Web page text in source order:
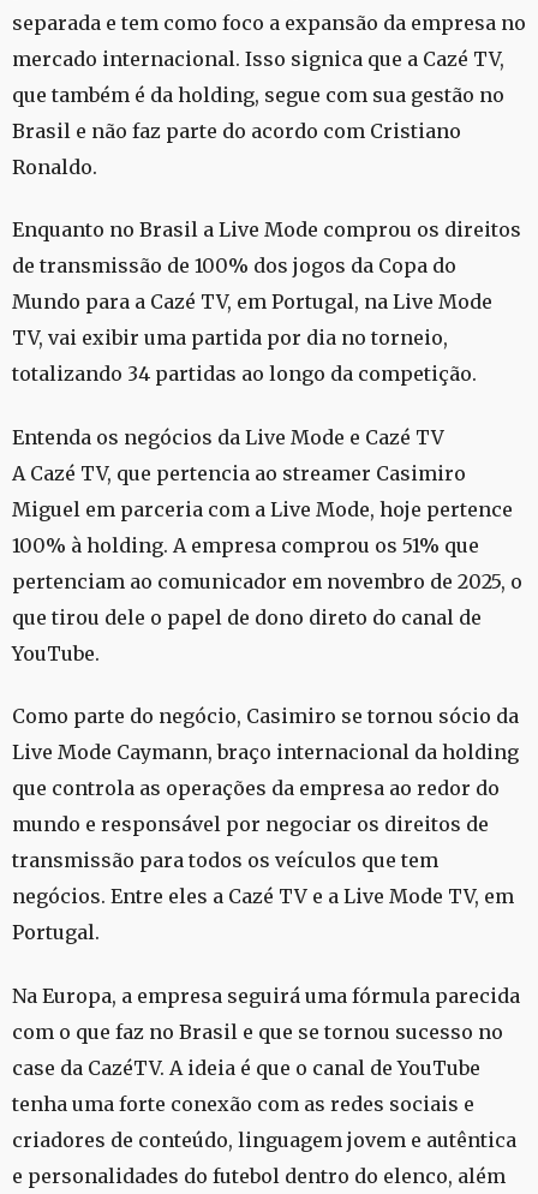
separada e tem como foco a expansão da empresa no
mercado internacional. Isso signica que a Cazé TV,
que também é da holding, segue com sua gestão no
Brasil e não faz parte do acordo com Cristiano
Ronaldo.
Enquanto no Brasil a Live Mode comprou os direitos
de transmissão de 100% dos jogos da Copa do
Mundo para a Cazé TV, em Portugal, na Live Mode
TV, vai exibir uma partida por dia no torneio,
totalizando 34 partidas ao longo da competição.
Entenda os negócios da Live Mode e Cazé TV
A Cazé TV, que pertencia ao streamer Casimiro
Miguel em parceria com a Live Mode, hoje pertence
100% à holding. A empresa comprou os 51% que
pertenciam ao comunicador em novembro de 2025, o
que tirou dele o papel de dono direto do canal de
YouTube.
Como parte do negócio, Casimiro se tornou sócio da
Live Mode Caymann, braço internacional da holding
que controla as operações da empresa ao redor do
mundo e responsável por negociar os direitos de
transmissão para todos os veículos que tem
negócios. Entre eles a Cazé TV e a Live Mode TV, em
Portugal.
Na Europa, a empresa seguirá uma fórmula parecida
com o que faz no Brasil e que se tornou sucesso no
case da CazéTV. A ideia é que o canal de YouTube
tenha uma forte conexão com as redes sociais e
criadores de conteúdo, linguagem jovem e autêntica
e personalidades do futebol dentro do elenco, além